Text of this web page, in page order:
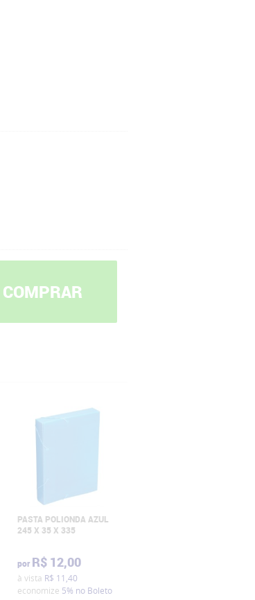
COMPRAR
PASTA POLIONDA AZUL
245 X 35 X 335
por R$ 12,00
à vista R$ 11,40
economize 5% no Boleto